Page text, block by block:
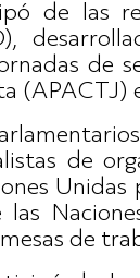
de las
de
(APACTJ)
de
de